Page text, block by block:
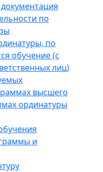
по
по
обучение (с
лиц)
высшего
ординатуры
и